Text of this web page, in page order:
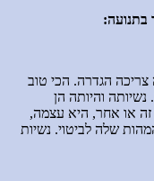
בתנועה:
צריכה הגדרה. הכי טוב
נשיותה והיותה הן
זה או אחר, היא עצמה,
שלה לביטוי. נשיות